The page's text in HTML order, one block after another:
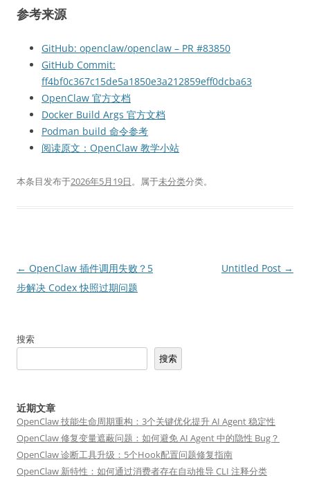
参考来源
GitHub: openclaw/openclaw – PR #83850
GitHub Commit:
ff4bf0c367c15de5a1850e3a212859eff0dcba63
OpenClaw 官方文档
Docker Build Args 官方文档
Podman build 命令参考
阅读原文：OpenClaw 教学小站
本条目发布于2026年5月19日。属于未分类分类。
文
章
← OpenClaw 插件调用失败？5
步解决 Codex 快照过期问题
Untitled Post →
搜索
搜索
近期文章
OpenClaw 技能生命周期重构：3个关键优化提升 AI Agent 稳定性
OpenClaw 修复变量遮蔽问题：如何避免 AI Agent 中的隐性 Bug？
OpenClaw 诊断工具升级：5个Hook配置问题修复指南
OpenClaw 新特性：如何通过消费者存在自动推导 CLI 注释分类